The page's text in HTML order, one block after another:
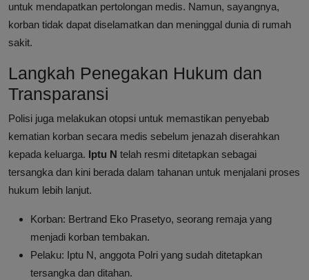
untuk mendapatkan pertolongan medis. Namun, sayangnya,
korban tidak dapat diselamatkan dan meninggal dunia di rumah
sakit.
Langkah Penegakan Hukum dan
Transparansi
Polisi juga melakukan otopsi untuk memastikan penyebab
kematian korban secara medis sebelum jenazah diserahkan
kepada keluarga. Iptu N telah resmi ditetapkan sebagai
tersangka dan kini berada dalam tahanan untuk menjalani proses
hukum lebih lanjut.
Korban: Bertrand Eko Prasetyo, seorang remaja yang
menjadi korban tembakan.
Pelaku: Iptu N, anggota Polri yang sudah ditetapkan
tersangka dan ditahan.